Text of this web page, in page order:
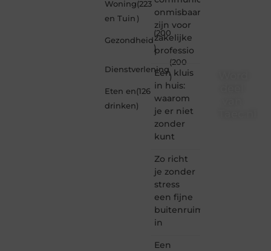
Woning
en Tuin
(223
)
Gezondheid
(200
)
Dienstverlening
(200
)
Eten en
drinken
(126
)
onmisbaar
zijn voor
zakelijke
professio
Een kluis
in huis:
waarom
je er niet
zonder
kunt
Zo richt
je zonder
stress
een fijne
buitenruimte
in
Een